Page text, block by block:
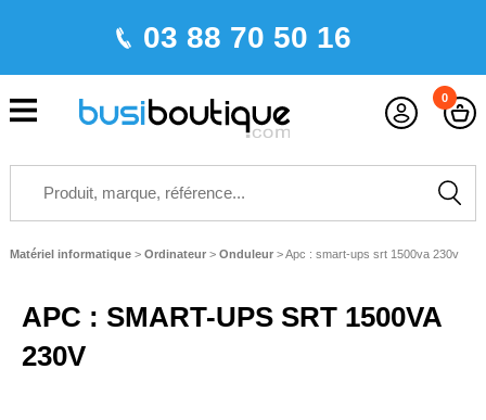
03 88 70 50 16
0
Matériel informatique > Ordinateur > Onduleur>Apc : smart-ups srt 1500va 230v
APC : SMART-UPS SRT 1500VA
230V